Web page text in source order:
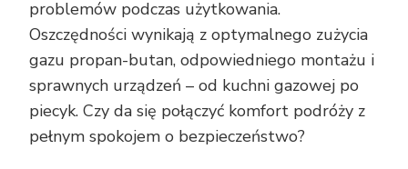
problemów podczas użytkowania.
Oszczędności wynikają z optymalnego zużycia
gazu propan-butan, odpowiedniego montażu i
sprawnych urządzeń – od kuchni gazowej po
piecyk. Czy da się połączyć komfort podróży z
pełnym spokojem o bezpieczeństwo?